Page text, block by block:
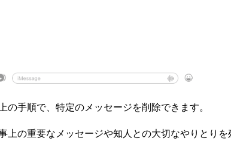
の手順で、特定のメッセージを削除できます。
上の重要なメッセージや知人との大切なやりとり